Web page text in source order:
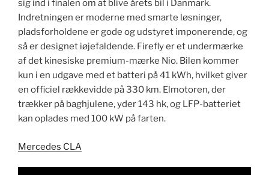
sig ind i finalen om at blive årets bil i Danmark.
Indretningen er moderne med smarte løsninger,
pladsforholdene er gode og udstyret imponerende, og
så er designet iøjefaldende. Firefly er et undermærke
af det kinesiske premium-mærke Nio. Bilen kommer
kun i en udgave med et batteri på 41 kWh, hvilket giver
en officiel rækkevidde på 330 km. Elmotoren, der
trækker på baghjulene, yder 143 hk, og LFP-batteriet
kan oplades med 100 kW på farten.
Mercedes CLA​